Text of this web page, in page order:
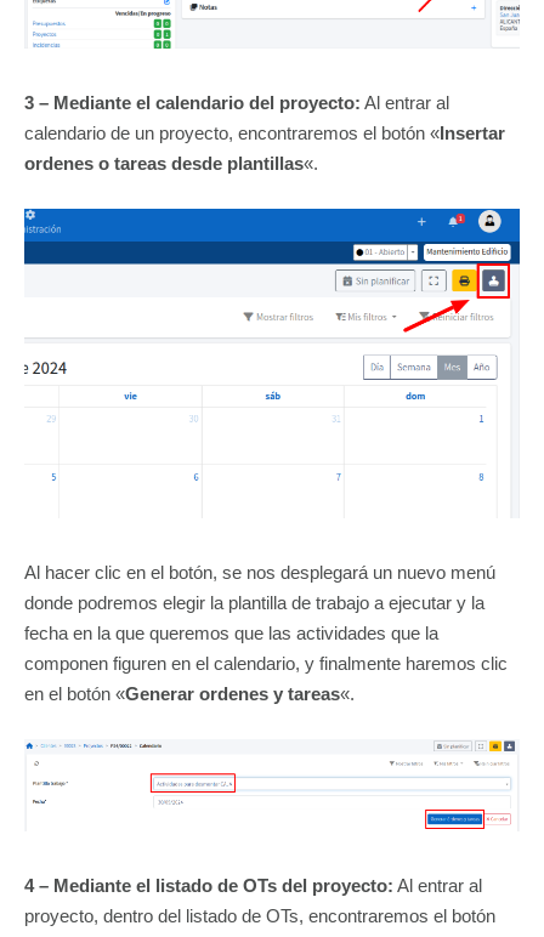
3 – Mediante el calendario del proyecto: Al entrar al
calendario de un proyecto, encontraremos el botón «Insertar
ordenes o tareas desde plantillas«.
Al hacer clic en el botón, se nos desplegará un nuevo menú
donde podremos elegir la plantilla de trabajo a ejecutar y la
fecha en la que queremos que las actividades que la
componen figuren en el calendario, y finalmente haremos clic
en el botón «Generar ordenes y tareas«.
4 – Mediante el listado de OTs del proyecto: Al entrar al
proyecto, dentro del listado de OTs, encontraremos el botón